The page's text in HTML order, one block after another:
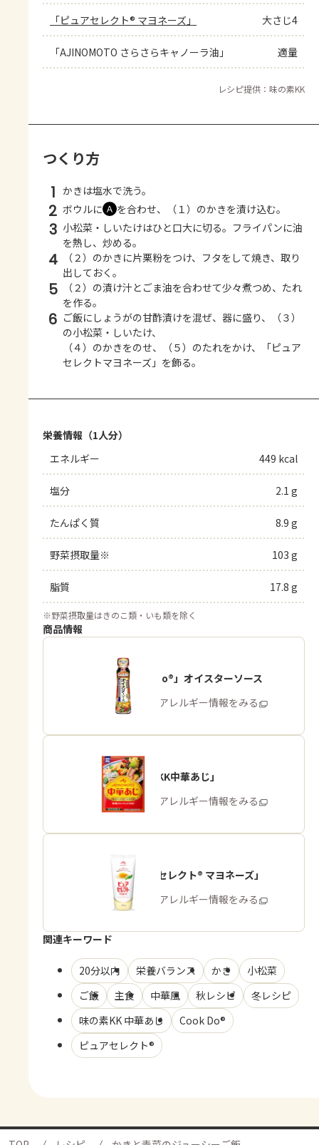
「ピュアセレクト® マヨネーズ」 大さじ4
「AJINOMOTO さらさらキャノーラ油」 適量
レシピ提供：味の素KK
つくり方
1 かきは塩水で洗う。
2 ボウルに Ａ を合わせ、（１）のかきを漬け込む。
3 小松菜・しいたけはひと口大に切る。フライパンに油
を熱し、炒める。
4
（２）のかきに片栗粉をつけ、フタをして焼き、取り
出しておく。
5
（２）の漬け汁とごま油を合わせて少々煮つめ、たれ
を作る。
6 ご飯にしょうがの甘酢漬けを混ぜ、器に盛り、（３）
の小松菜・しいたけ、
（４）のかきをのせ、（５）のたれをかけ、「ピュア
セレクトマヨネーズ」を飾る。
栄養情報（1人分）
エネルギー
449 kcal
塩分 2.1 g
たんぱく質 8.9 g
野菜摂取量※ 103 g
脂質 17.8 g
※野菜摂取量はきのこ類・いも類を除く
商品情報
「Cook Do®」オイスターソース
商品・アレルギー情報をみる
「味の素KK中華あじ」
商品・アレルギー情報をみる
「ピュアセレクト® マヨネーズ」
商品・アレルギー情報をみる
関連キーワード
20分以内 栄養バランス かき
小松菜
ご飯
主食 中華風 秋レシピ
冬レシピ
味の素KK 中華あじ
Cook Do®
ピュアセレクト®